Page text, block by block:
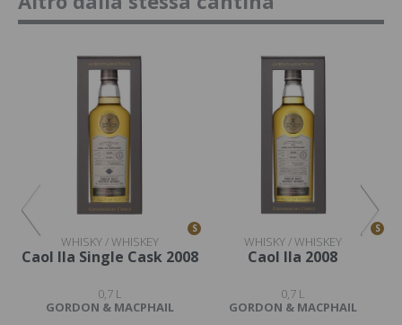
S
WHISKY / WHISKEY
Caol Ila Single Cask 2008
0,7 L
GORDON & MACPHAIL
S
WHISKY / WHISKEY
Caol Ila 2008
0,7 L
GORDON & MACPHAIL